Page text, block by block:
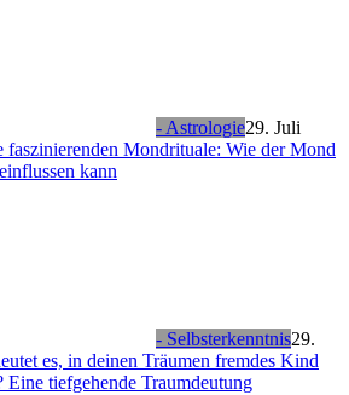
- Astrologie29. Juli
faszinierenden Mondrituale: Wie der Mond
kann
- Selbsterkenntnis29.
es, in deinen Träumen fremdes Kind
Eine tiefgehende Traumdeutung